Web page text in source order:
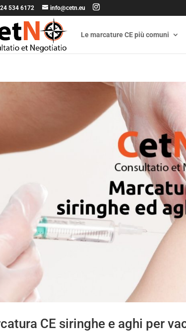
534 6172 info@cetn.eu
Le marcature CE più comuni
CE siringhe e aghi per